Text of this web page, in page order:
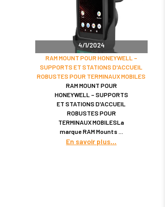
4/1/2024
RAM MOUNT POUR HONEYWELL –
SUPPORTS ET STATIONS D'ACCUEIL
ROBUSTES POUR TERMINAUX MOBILES
RAM MOUNT POUR
HONEYWELL – SUPPORTS
ET STATIONS D'ACCUEIL
ROBUSTES POUR
TERMINAUX MOBILESLa
marque RAM Mounts
En savoir plus